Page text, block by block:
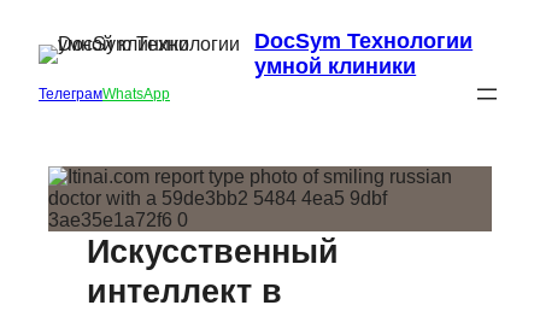
DocSym Технологии
умной клиники
ТелеграмWhatsApp
Искусственный
интеллект в